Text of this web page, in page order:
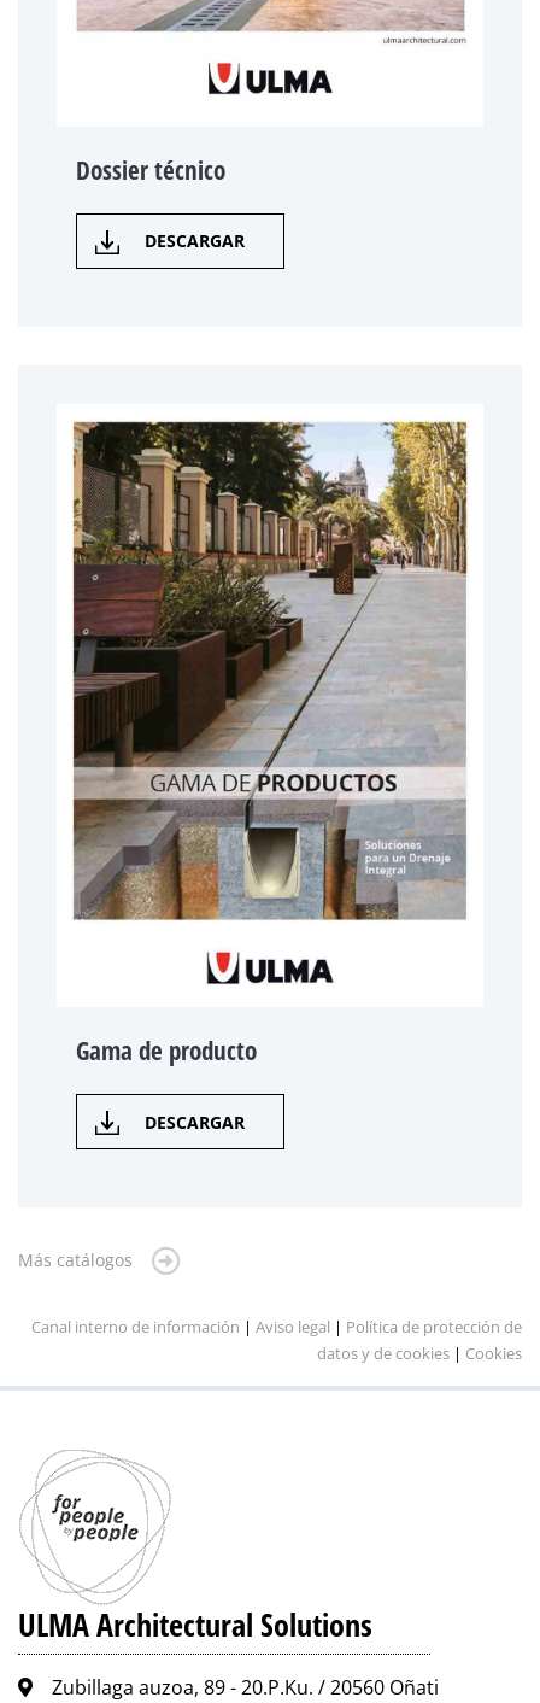
Dossier técnico
DESCARGAR
Gama de producto
DESCARGAR
Más catálogos
Canal interno de información | Aviso legal | Política de protección de
datos y de cookies | Cookies
ULMA Architectural Solutions
Zubillaga auzoa, 89 - 20.P.Ku. / 20560 Oñati